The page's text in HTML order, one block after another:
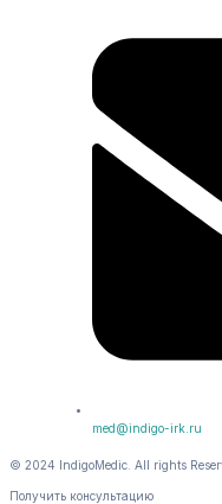
med@indigo-irk.ru
© 2024 IndigoMedic. All rights
Получить консультацию